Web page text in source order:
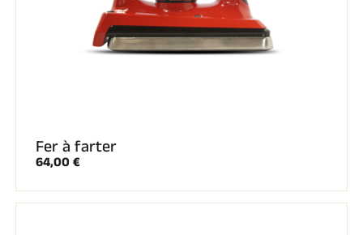
Fer à farter
64,00 €